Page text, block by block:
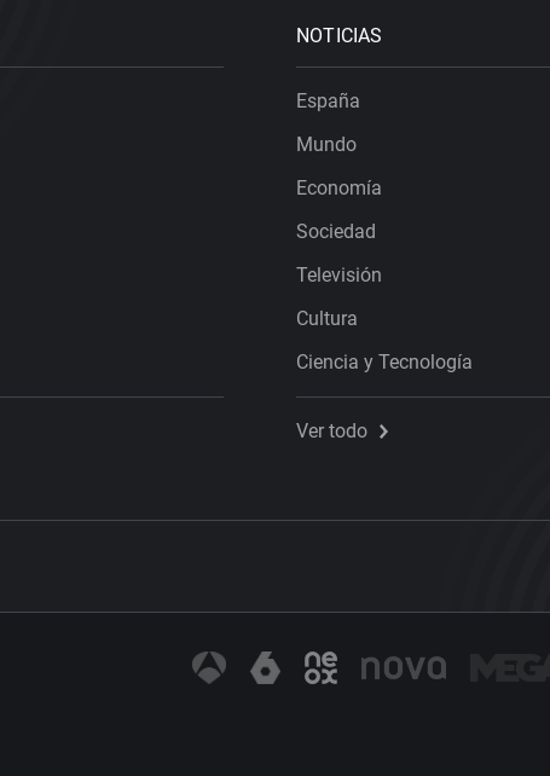
NOTICIAS
España
Mundo
Economía
Sociedad
Televisión
Cultura
Ciencia y Tecnología
Ver todo